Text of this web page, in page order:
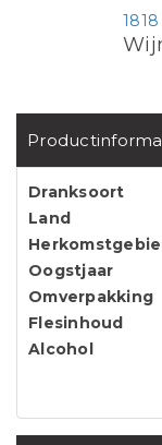
Dranksoort
Land
Oogstjaar
Omverpakking
Flesinhoud
Alcohol